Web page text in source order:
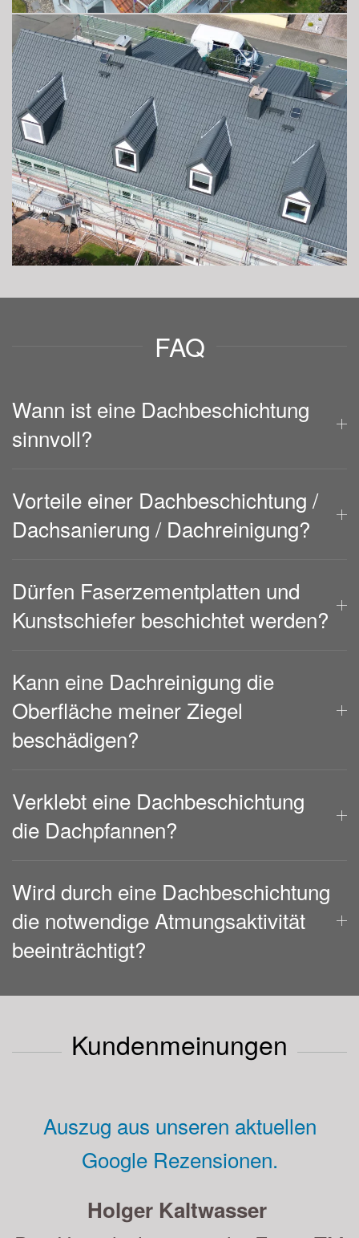
FAQ
Wann ist eine Dachbeschichtung
sinnvoll?
Vorteile einer Dachbeschichtung /
Dachsanierung / Dachreinigung?
Dürfen Faserzementplatten und
Kunstschiefer beschichtet werden?
Kann eine Dachreinigung die
Oberfläche meiner Ziegel
beschädigen?
Verklebt eine Dachbeschichtung
die Dachpfannen?
Wird durch eine Dachbeschichtung
die notwendige Atmungsaktivität
beeinträchtigt?
Kundenmeinungen
Auszug aus unseren aktuellen
Google Rezensionen.
Andreas Strauß